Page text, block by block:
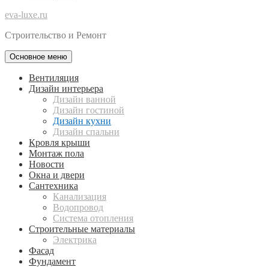
eva-luxe.ru
Строительство и Ремонт
Основное меню
Вентиляция
Дизайн интерьера
Дизайн ванной
Дизайн гостиной
Дизайн кухни
Дизайн спальни
Кровля крыши
Монтаж пола
Новости
Окна и двери
Сантехника
Канализация
Водопровод
Система отопления
Строительные материалы
Электрика
Фасад
Фундамент